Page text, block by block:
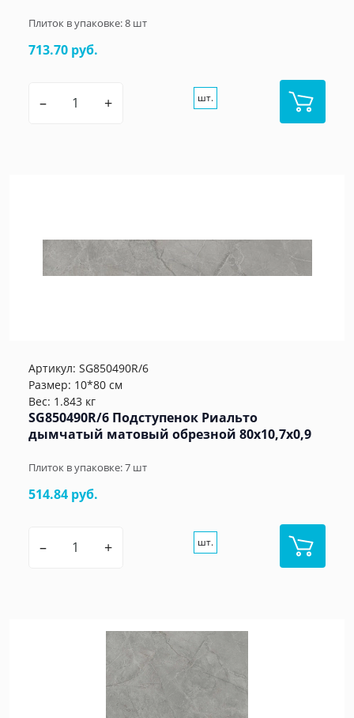
Плиток в упаковке:8 шт
713.70 руб.
– + шт.
Артикул: SG850490R/6
Размер: 10*80 см
Вес: 1.843 кг
SG850490R/6 Подступенок Риальто
дымчатый матовый обрезной 80x10,7x0,9
Плиток в упаковке:7 шт
514.84 руб.
– + шт.